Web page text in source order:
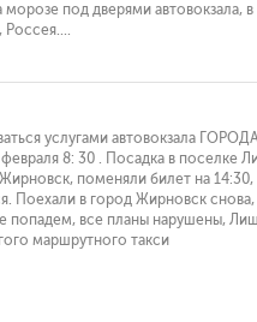
под дверями автовокзала,
Россея....
услугами автовокзала
8: 30 . Посадка в поселке
поменяли билет на 14:30,
в город Жирновск снова,
попадем, все планы нарушены,
маршрутного такси